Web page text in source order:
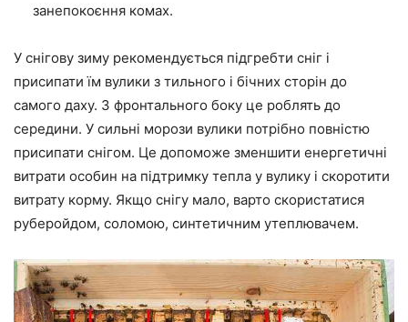
занепокоєння комах.
У снігову зиму рекомендується підгребти сніг і
присипати їм вулики з тильного і бічних сторін до
самого даху. З фронтального боку це роблять до
середини. У сильні морози вулики потрібно повністю
присипати снігом. Це допоможе зменшити енергетичні
витрати особин на підтримку тепла у вулику і скоротити
витрату корму. Якщо снігу мало, варто скористатися
руберойдом, соломою, синтетичним утеплювачем.